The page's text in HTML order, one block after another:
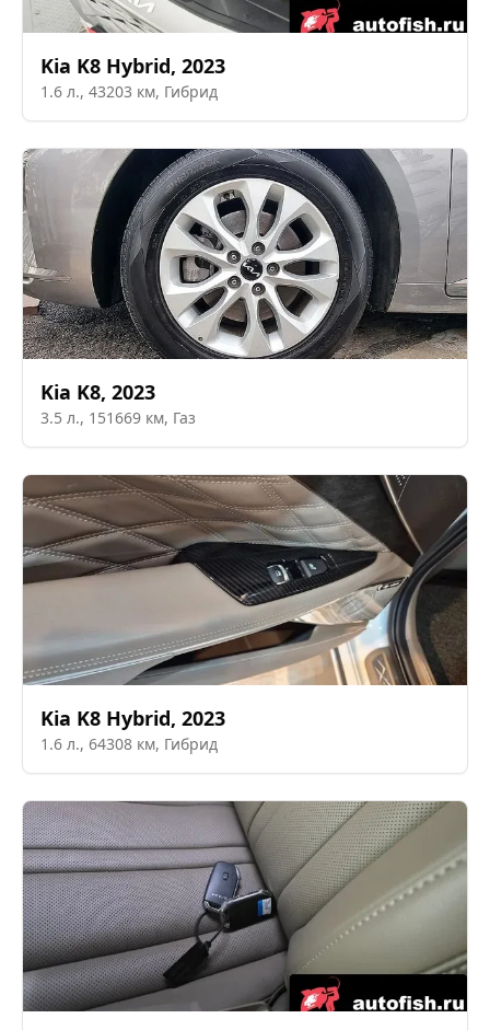
Kia K8 Hybrid, 2023
1.6 л., 43203 км, Гибрид
Kia K8, 2023
3.5 л., 151669 км, Газ
Kia K8 Hybrid, 2023
1.6 л., 64308 км, Гибрид